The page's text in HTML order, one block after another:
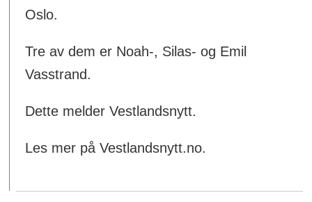
Oslo.
Tre av dem er Noah-, Silas- og Emil
Vasstrand.
Dette melder Vestlandsnytt.
Les mer på Vestlandsnytt.no.